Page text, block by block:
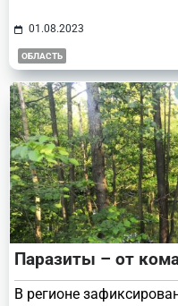
01.08.2023
ОБЛАСТЬ
Паразиты – от
В регионе